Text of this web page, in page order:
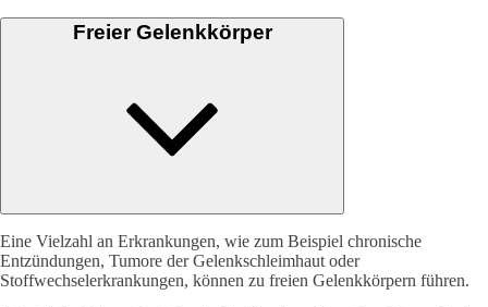
Freier Gelenkkörper
Eine Vielzahl an Erkrankungen, wie zum Beispiel chronische
Entzündungen, Tumore der Gelenkschleimhaut oder
Stoffwechselerkrankungen, können zu freien Gelenkkörpern führen.